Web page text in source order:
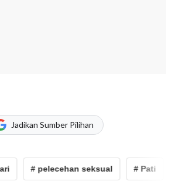
Jadikan Sumber Pilihan
# pelecehan seksual # Pati